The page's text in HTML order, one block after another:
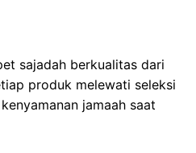
sajadah berkualitas dari
produk melewati seleksi
jamaah saat